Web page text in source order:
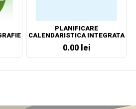
PLANIFICARE
CALENDARISTICA INTEGRATA
0.00 lei